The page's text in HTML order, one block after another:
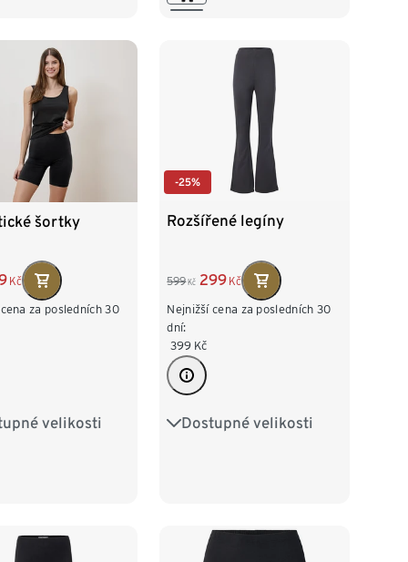
šortky
Kč
za posledních 30
velikosti
M 40/42
-25%
Rozšířené legíny
599 Kč 299 Kč
Nejnižší cena za posledních 30
dní:
399 Kč
Dostupné velikosti
S 36/38 M 40/42